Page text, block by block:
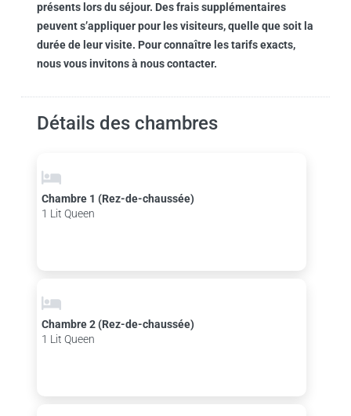
présents lors du séjour. Des frais supplémentaires
peuvent s’appliquer pour les visiteurs, quelle que soit la
durée de leur visite. Pour connaître les tarifs exacts,
nous vous invitons à nous contacter.
Détails des chambres
Chambre 1 (Rez-de-chaussée)
1 Lit Queen
Chambre 2 (Rez-de-chaussée)
1 Lit Queen